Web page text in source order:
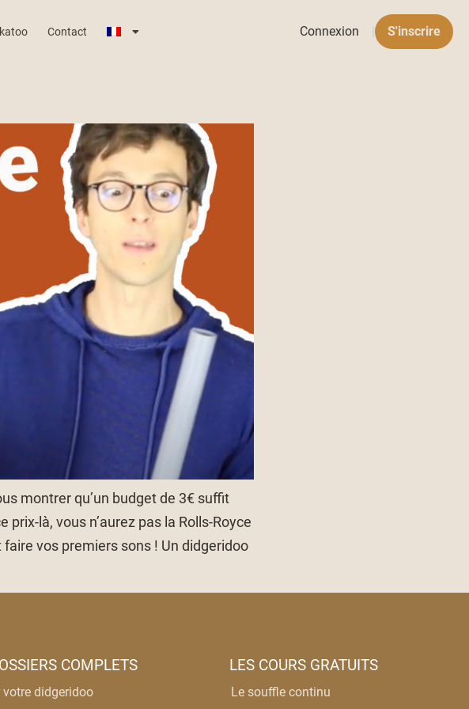
Contact Connexion S'inscrire
montrer qu’un budget de 3€ suffit
là, vous n’aurez pas la Rolls-Royce
vos premiers sons ! Un didgeridoo
COMPLETS
votre didgeridoo
LES COURS GRATUITS
Le souffle continu